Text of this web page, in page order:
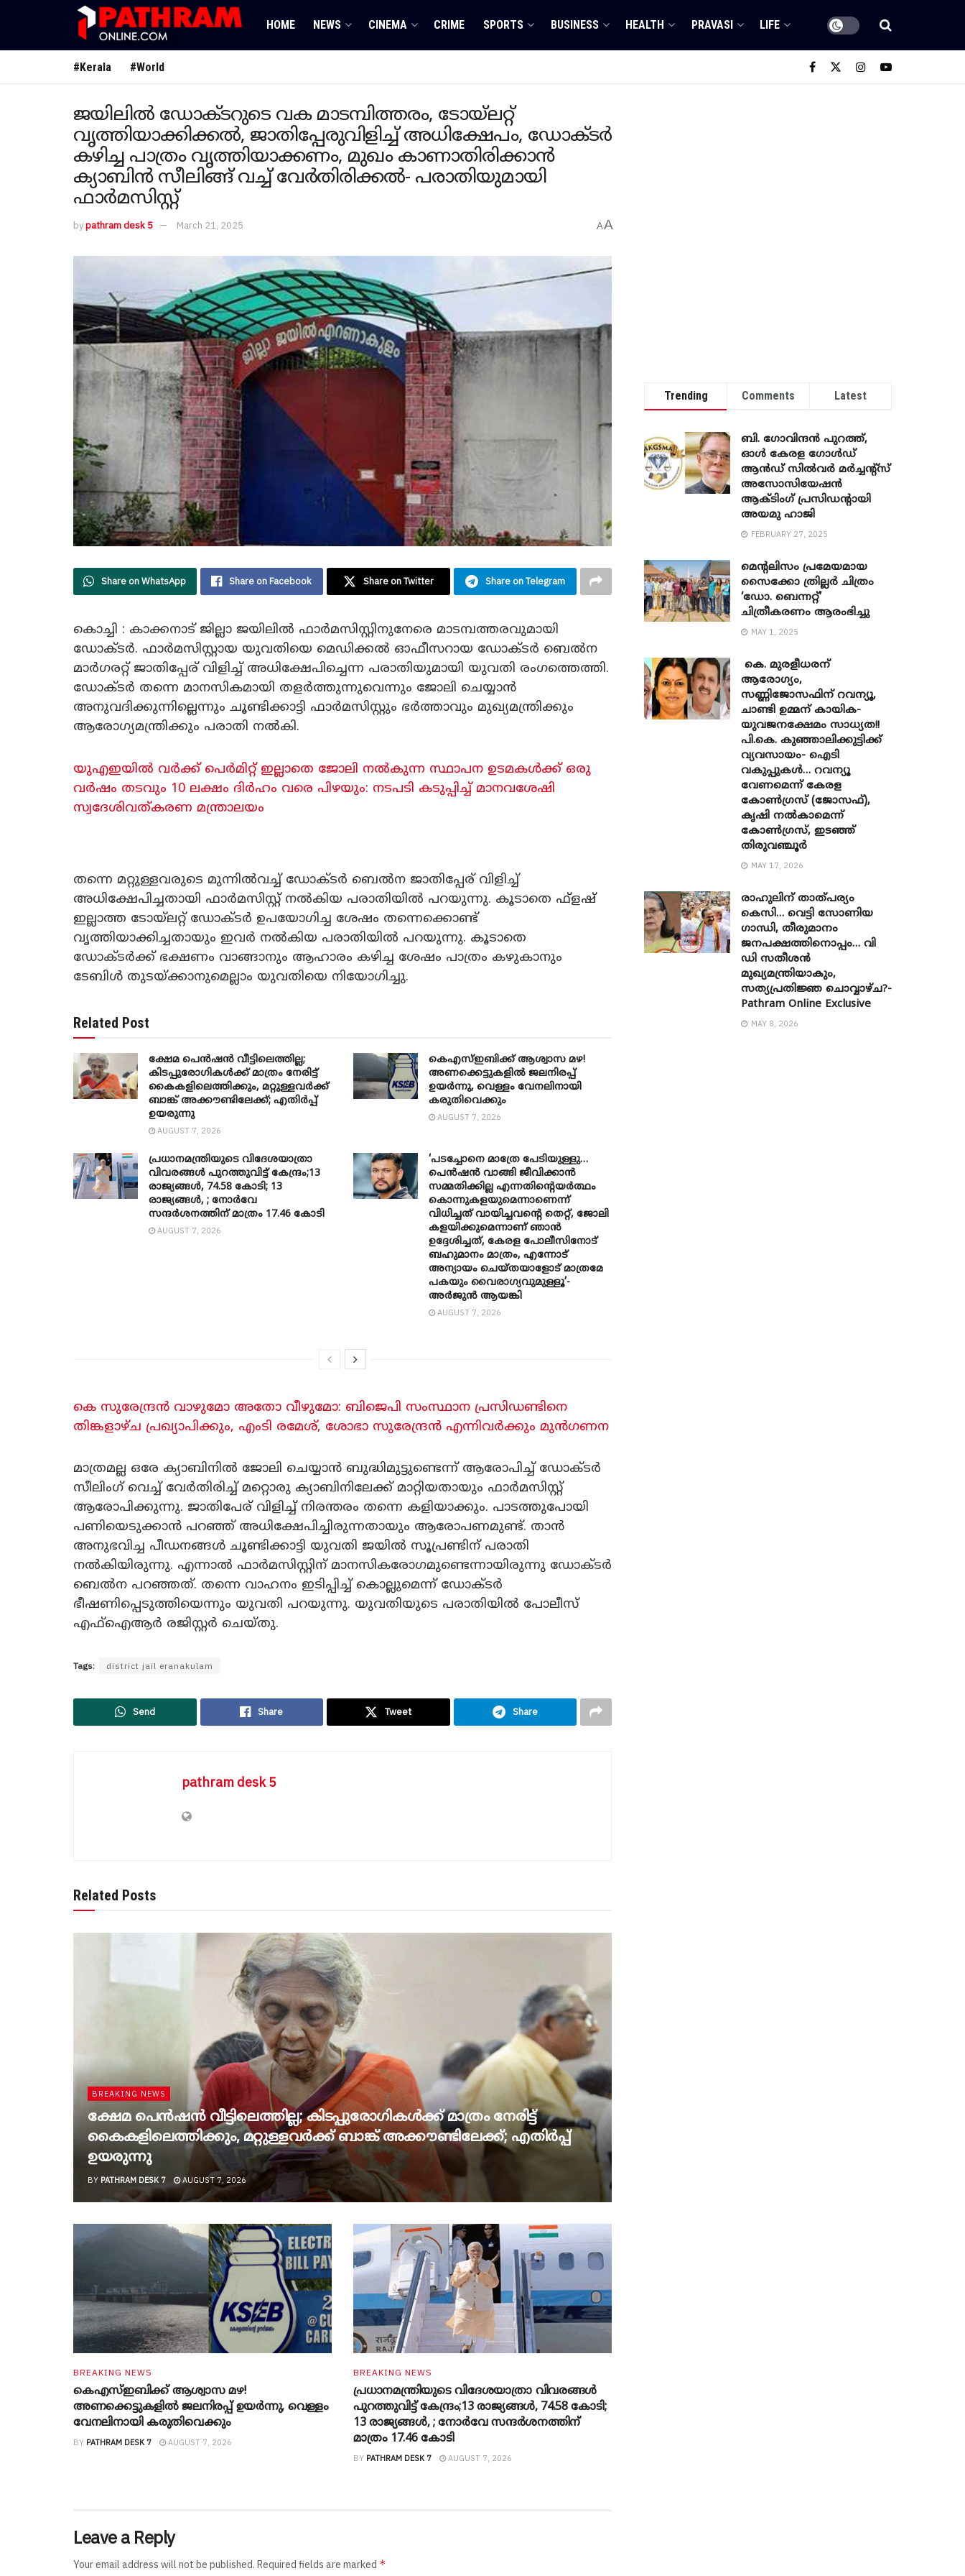
HOME NEWS CINEMA CRIME SPORTS BUSINESS HEALTH PRAVASI LIFE
#Kerala #World
ജയിലിൽ ഡോക്ടറുടെ വക മാടമ്പിത്തരം, ടോയ്ലറ്റ്
വൃത്തിയാക്കിക്കൽ, ജാതിപ്പേരുവിളിച്ച് അധിക്ഷേപം, ഡോക്ടർ
കഴിച്ച പാത്രം വൃത്തിയാക്കണം, മുഖം കാണാതിരിക്കാൻ
ക്യാബിൻ സീലിങ്ങ് വച്ച് വേർതിരിക്കൽ- പരാതിയുമായി
ഫാർമസിസ്റ്റ്
bypathram desk 5 March 21, 2025 AA
Share on WhatsApp Share on Facebook Share on Twitter Share on Telegram
കൊച്ചി : കാക്കനാട് ജില്ലാ ജയിലിൽ ഫാർമസിസ്റ്റിനുനേരെ മാടമ്പത്തരവുമായി
ഡോക്ടർ. ഫാർമസിസ്റ്റായ യുവതിയെ മെഡിക്കൽ ഓഫീസറായ ഡോക്ടർ ബെൽന
മാർഗരറ്റ് ജാതിപ്പേര് വിളിച്ച് അധിക്ഷേപിച്ചെന്ന പരാതിയുമായി യുവതി രം​ഗത്തെത്തി.
ഡോക്ടർ തന്നെ മാനസികമായി തളർത്തുന്നുവെന്നും ജോലി ചെയ്യാൻ
അനുവദിക്കുന്നില്ലെന്നും ചൂണ്ടിക്കാട്ടി ഫാർമസിസ്റ്റും ഭർത്താവും മുഖ്യമന്ത്രിക്കും
ആരോ​ഗ്യമന്ത്രിക്കും പരാതി നൽകി.
യുഎഇയിൽ വര്‍ക്ക് പെര്‍മിറ്റ് ഇല്ലാതെ ജോലി നൽകുന്ന സ്ഥാപന ഉടമകൾക്ക് ഒരു
വർഷം തടവും 10 ലക്ഷം ദിർഹം വരെ പിഴയും: നടപടി കടുപ്പിച്ച് മാനവശേഷി
സ്വദേശിവത്കരണ മന്ത്രാലയം
തന്നെ മറ്റുള്ളവരുടെ മുന്നിൽവച്ച് ഡോക്ടർ ബെൽന ജാതിപ്പേര് വിളിച്ച്
അധിക്ഷേപിച്ചതായി ഫാർമസിസ്റ്റ് നൽകിയ പരാതിയിൽ പറയുന്നു. കൂടാതെ ഫ്ളഷ്
ഇല്ലാത്ത ടോയ്ലറ്റ് ഡോക്ടർ ഉപയോഗിച്ച ശേഷം തന്നെക്കൊണ്ട്
വൃത്തിയാക്കിച്ചതായും ഇവർ നൽകിയ പരാതിയിൽ പറയുന്നു. കൂടാതെ
ഡോക്ടർക്ക് ഭക്ഷണം വാങ്ങാനും ആഹാരം കഴിച്ച ശേഷം പാത്രം കഴുകാനും
ടേബിൾ തുടയ്ക്കാനുമെല്ലാം യുവതിയെ നിയോഗിച്ചു.
Related Post
ക്ഷേമ പെൻഷൻ വീട്ടിലെത്തില്ല;
കിടപ്പുരോഗികൾക്ക് മാത്രം നേരിട്ട്
കൈകളിലെത്തിക്കും, മറ്റുള്ളവർക്ക്
ബാങ്ക് അക്കൗണ്ടിലേക്ക്; എതിർപ്പ്
ഉയരുന്നു
AUGUST 7, 2026
കെഎസ്ഇബിക്ക് ആശ്വാസ മഴ!
അണക്കെട്ടുകളിൽ ജലനിരപ്പ്
ഉയർന്നു, വെള്ളം വേനലിനായി
കരുതിവെക്കും
AUGUST 7, 2026
പ്രധാനമന്ത്രിയുടെ വിദേശയാത്രാ
വിവരങ്ങൾ പുറത്തുവിട്ട് കേന്ദ്രം;13
രാജ്യങ്ങൾ, 74.58 കോടി; 13
രാജ്യങ്ങൾ, ; നോർവേ
സന്ദർശനത്തിന് മാത്രം 17.46 കോടി
AUGUST 7, 2026
‘പടച്ചോനെ മാത്രേ പേടിയുള്ളു…
പെൻഷൻ വാങ്ങി ജീവിക്കാൻ
സമ്മതിക്കില്ല എന്നതിന്റെയർത്ഥം
കൊന്നുകളയുമെന്നാണെന്ന്
വിധിച്ചത് വായിച്ചവന്റെ തെറ്റ്, ജോലി
കളയിക്കുമെന്നാണ് ഞാൻ
ഉദ്ദേശിച്ചത്, കേരള പോലീസിനോട്
ബഹുമാനം മാത്രം, എന്നോട്
അന്യായം ചെയ്തയാളോട് മാത്രമേ
പകയും വൈരാഗ്യവുമുള്ളൂ’-
അർജുൻ ആയങ്കി
AUGUST 7, 2026
കെ സുരേന്ദ്രൻ വാഴുമോ അതോ വീഴുമോ: ബിജെപി സംസ്ഥാന പ്രസിഡണ്ടിനെ
തിങ്കളാഴ്ച പ്രഖ്യാപിക്കും, എംടി രമേശ്, ശോഭാ സുരേന്ദ്രൻ എന്നിവർക്കും മുൻഗണന
മാത്രമല്ല ഒരേ ക്യാബിനിൽ ജോലി ചെയ്യാൻ ബുദ്ധിമുട്ടുണ്ടെന്ന് ആരോപിച്ച് ഡോക്ടർ
സീലിം​ഗ് വെച്ച് വേർതിരിച്ച് മറ്റൊരു ക്യാബിനിലേക്ക് മാറ്റിയതായും ഫാർമസിസ്റ്റ്
ആരോപിക്കുന്നു. ജാതിപേര് വിളിച്ച് നിരന്തരം തന്നെ കളിയാക്കും. പാടത്തുപോയി
പണിയെടുക്കാൻ പറഞ്ഞ് അധിക്ഷേപിച്ചിരുന്നതായും ആരോപണമുണ്ട്. താൻ
അനുഭവിച്ച പീഡനങ്ങൾ ചൂണ്ടിക്കാട്ടി യുവതി ജയിൽ സൂപ്രണ്ടിന് പരാതി
നൽകിയിരുന്നു. എന്നാൽ ഫാർമസിസ്റ്റിന് മാനസികരോ​ഗമുണ്ടെന്നായിരുന്നു ഡോക്ടർ
ബെൽന പറഞ്ഞത്. തന്നെ വാഹനം ഇടിപ്പിച്ച് കൊല്ലുമെന്ന് ഡോക്ടർ
ഭീഷണിപ്പെടുത്തിയെന്നും യുവതി പറയുന്നു. യുവതിയുടെ പരാതിയിൽ പോലീസ്
എഫ്ഐആർ രജിസ്റ്റർ ചെയ്തു.
Tags: district jail eranakulam
Send Share Tweet Share
pathram desk 5
Related Posts
BREAKING NEWS
ക്ഷേമ പെൻഷൻ വീട്ടിലെത്തില്ല; കിടപ്പുരോഗികൾക്ക് മാത്രം നേരിട്ട്
കൈകളിലെത്തിക്കും, മറ്റുള്ളവർക്ക് ബാങ്ക് അക്കൗണ്ടിലേക്ക്; എതിർപ്പ്
ഉയരുന്നു
BY PATHRAM DESK 7 AUGUST 7, 2026
BREAKING NEWS
കെഎസ്ഇബിക്ക് ആശ്വാസ മഴ!
അണക്കെട്ടുകളിൽ ജലനിരപ്പ് ഉയർന്നു, വെള്ളം
വേനലിനായി കരുതിവെക്കും
BY PATHRAM DESK 7 AUGUST 7, 2026
BREAKING NEWS
പ്രധാനമന്ത്രിയുടെ വിദേശയാത്രാ വിവരങ്ങൾ
പുറത്തുവിട്ട് കേന്ദ്രം;13 രാജ്യങ്ങൾ, 74.58 കോടി;
13 രാജ്യങ്ങൾ, ; നോർവേ സന്ദർശനത്തിന്
മാത്രം 17.46 കോടി
BY PATHRAM DESK 7 AUGUST 7, 2026
Leave a Reply
Your email address will not be published. Required fields are marked *
Trending Comments Latest
ബി. ​ഗോവിന്ദൻ പുറത്ത്,
ഓൾ കേരള ഗോൾഡ്
ആൻഡ് സിൽവർ മർച്ചന്റ്സ്
അസോസിയേഷൻ
ആക്ടിംഗ് പ്രസിഡന്റായി
അയമു ഹാജി
FEBRUARY 27, 2025
മെന്‍റലിസം പ്രമേയമായ
സൈക്കോ ത്രില്ലർ ചിത്രം
‘ഡോ. ബെന്നറ്റ്’
ചിത്രീകരണം ആരംഭിച്ചു
MAY 1, 2025
കെ. മുരളീധരന്
ആരോഗ്യം,
സണ്ണിജോസഫിന് റവന്യൂ,
ചാണ്ടി ഉമ്മന് കായിക-
യുവജനക്ഷേമം സാധ്യത!!
പി.കെ. കുഞ്ഞാലിക്കുട്ടിക്ക്
വ്യവസായം- ഐടി
വകുപ്പുകൾ… റവന്യൂ
വേണമെന്ന് കേരള
കോൺഗ്രസ് (ജോസഫ്),
കൃഷി നൽകാമെന്ന്
കോൺഗ്രസ്, ഇടഞ്ഞ്
തിരുവഞ്ചൂർ
MAY 17, 2026
രാഹുലിന് താത്പര്യം
കെസി… വെട്ടി സോണിയ ​
ഗാന്ധി, തീരുമാനം
ജനപക്ഷത്തിനൊപ്പം… വി
ഡി സതീശൻ
മുഖ്യമന്ത്രിയാകും,
സത്യപ്രതിജ്ഞ ചൊവ്വാഴ്ച?-
Pathram Online Exclusive
MAY 8, 2026